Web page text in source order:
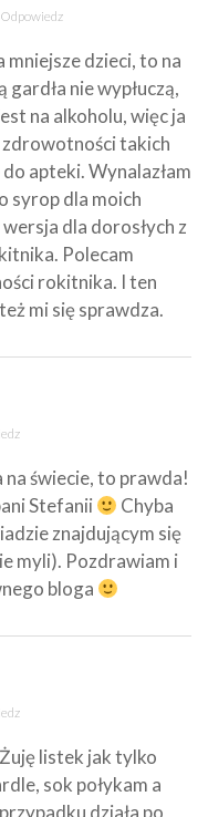
Odpowiedz
mniejsze dzieci, to na
nie wypłuczą,
na alkoholu, więc ja
takich
apteki. Wynalazłam
syrop dla moich
dla dorosłych z
Polecam
rokitnika. I ten
mi się sprawdza.
świecie, to prawda!
Stefanii
Chyba
znajdującym się
myli). Pozdrawiam i
bloga
listek jak tylko
sok połykam a
działa po